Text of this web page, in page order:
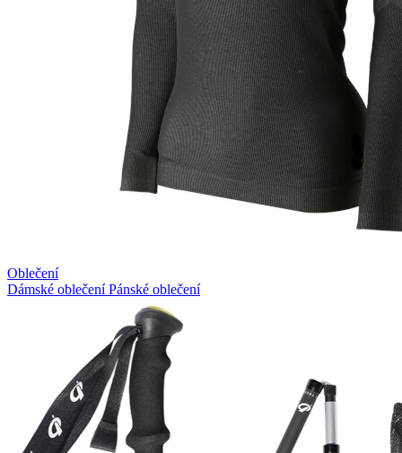
Oblečení
Dámské oblečeníPánské oblečení